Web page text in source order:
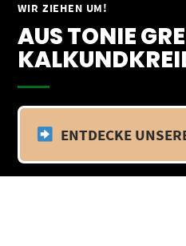
WIR ZIEHEN UM!
AUS TONIE
ENTDECKE
Springe
Inhalt
Vom 09.04.25 - 20.04.25
Zeitraum findet kein